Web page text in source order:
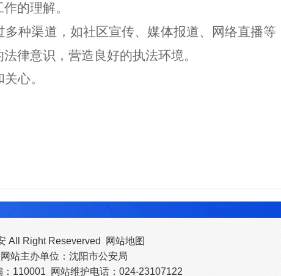
的理解。
多种渠道，如社区宣传、媒体报道、网络直播等
律意识，营造良好的执法环境。
心。
All Right Reseverved
网站地图
站主办单位：沈阳市公安局
110001 网站维护电话：024-23107122